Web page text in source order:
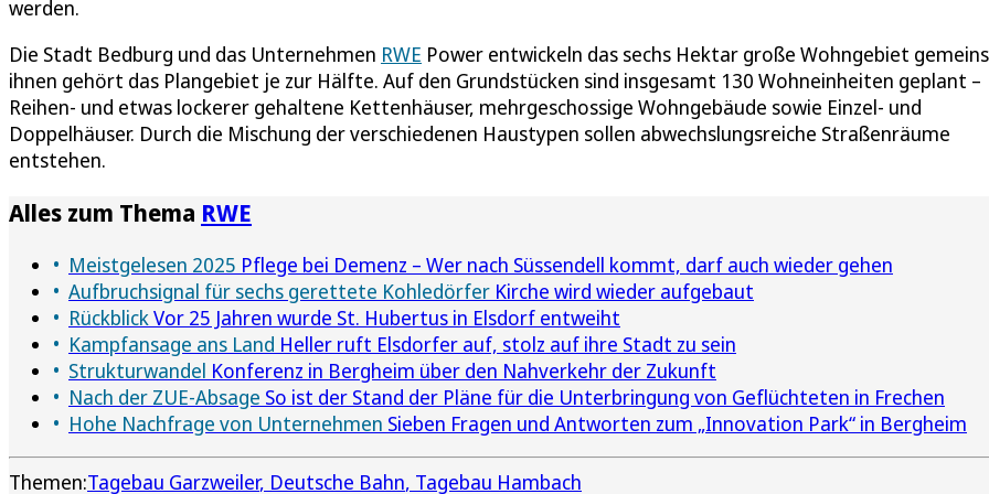
werden.
Die Stadt Bedburg und das Unternehmen RWE Power entwickeln das sechs Hektar große Wohngebiet
ihnen gehört das Plangebiet je zur Hälfte. Auf den Grundstücken sind insgesamt 130 Wohneinheiten geplant –
Reihen- und etwas lockerer gehaltene Kettenhäuser, mehrgeschossige Wohngebäude sowie Einzel- und
Doppelhäuser. Durch die Mischung der verschiedenen Haustypen sollen abwechslungsreiche Straßenräume
entstehen.
Alles zum Thema RWE
Meistgelesen 2025 Pflege bei Demenz – Wer nach Süssendell kommt, darf auch wieder gehen
Aufbruchsignal für sechs gerettete Kohledörfer Kirche wird wieder aufgebaut
RückblickVor 25 Jahren wurde St. Hubertus in Elsdorf entweiht
Kampfansage ans Land Heller ruft Elsdorfer auf, stolz auf ihre Stadt zu sein
Strukturwandel Konferenz in Bergheim über den Nahverkehr der Zukunft
Nach der ZUE-Absage So ist der Stand der Pläne für die Unterbringung von Geflüchteten in Frechen
Hohe Nachfrage von Unternehmen Sieben Fragen und Antworten zum „Innovation Park“ in Bergheim
Themen:Tagebau Garzweiler Deutsche Bahn Tagebau Hambach